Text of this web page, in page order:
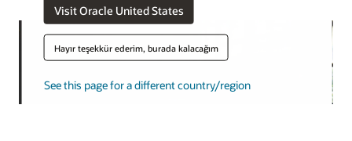
Visit Oracle United States
Hayır teşekkür ederim, burada kalacağım
See this page for a different country/region